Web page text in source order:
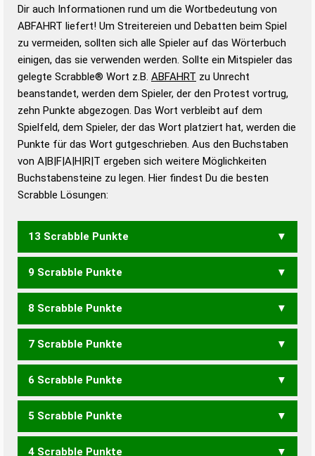
Wortbedeutung, Worttrennung und Wortform, um die
Gültigkeit eines Wortes für das Scrabble-Spiel zu
bestimmen!
zugelassene Turnier Scrabble-
Wörterbücher sind:
Duden – Standardwerk in 12 Bänden
Duden – Richtiges und gutes
Deutsch
Duden – Die deutsche Grammatik
Duden – Deutsches
Dir auch Informationen rund um die Wortbedeutung von
ABFAHRT liefert! Um Streitereien und Debatten beim Spiel
zu vermeiden, sollten sich alle Spieler auf das Wörterbuch
einigen, das sie verwenden werden. Sollte ein Mitspieler das
gelegte Scrabble® Wort z.B. ABFAHRT zu Unrecht
beanstandet, werden dem Spieler, der den Protest vortrug,
zehn Punkte abgezogen. Das Wort verbleibt auf dem
Spielfeld, dem Spieler, der das Wort platziert hat, werden die
Punkte für das Wort gutgeschrieben. Aus den Buchstaben
von A|B|F|A|H|R|T ergeben sich weitere Möglichkeiten
Buchstabensteine zu legen. Hier findest Du die besten
Scrabble Lösungen:
13 Scrabble Punkte
HAFTBAR
9 Scrabble Punkte
HARFT
8 Scrabble Punkte
HAFT HARF BAHRT
7 Scrabble Punkte
BAHR BAHT FATA HABT
6 Scrabble Punkte
BAH HAB RAF BART
5 Scrabble Punkte
4 Scrabble Punkte